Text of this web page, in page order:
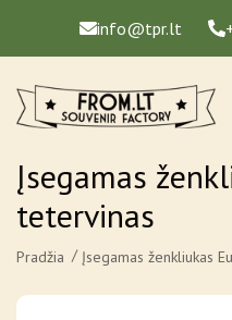
info@tpr.lt
Įsegamas
tetervinas
Pradžia Įsegamas ženkliukas